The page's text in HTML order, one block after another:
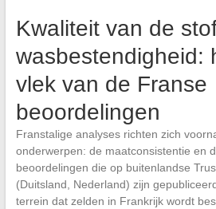
Kwaliteit van de
wasbestendigheid:
vlek van de Franse
beoordelingen
Franstalige analyses richten zich
onderwerpen: de maatconsistentie en
beoordelingen die op buitenlandse
(Duitsland, Nederland) zijn
terrein dat zelden in Frankrijk wordt